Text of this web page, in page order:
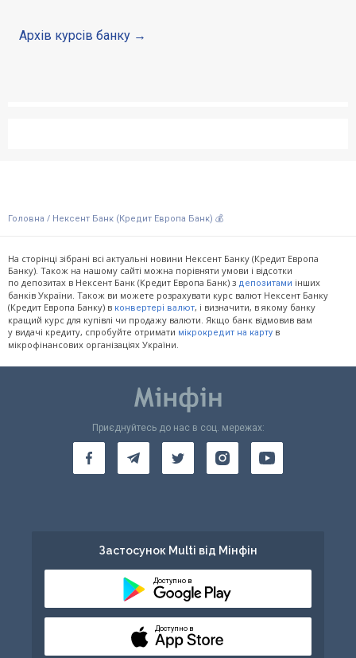
Архів курсів банку
Головна / Нексент Банк (Кредит Европа Банк) 💰
На сторінці зібрані всі актуальні новини Нексент Банку (Кредит Европа
Банку). Також на нашому сайті можна порівняти умови і відсотки
по депозитах в Нексент Банк (Кредит Европа Банк) з депозитами інших
банків України. Також ви можете розрахувати курс валют Нексент Банку
(Кредит Европа Банку) в конвертері валют, і визначити, в якому банку
кращий курс для купівлі чи продажу валюти. Якщо банк відмовив вам
у видачі кредиту, спробуйте отримати мікрокредит на карту в
мікрофінансових організаціях України.
Приєднуйтесь до нас в соц. мережах:
Застосунок Multi від Мінфін
Доступно в
Доступно в